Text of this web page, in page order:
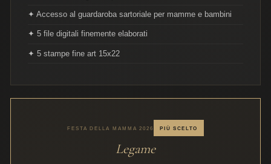
✦ Accesso al guardaroba sartoriale per mamme e bambini
✦ 5 file digitali finemente elaborati
✦ 5 stampe fine art 15x22
FESTA DELLA MAMMA 2026 PIÙ SCELTO
Legame